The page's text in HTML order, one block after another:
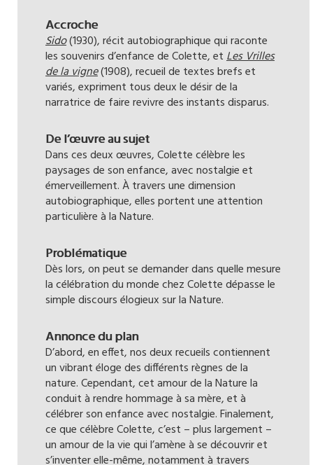
Accroche
Sido(1930), récit autobiographique qui raconte
les souvenirs d’enfance de Colette, etLes Vrilles
de la vigne(1908), recueil de textes brefs et
variés, expriment tous deux le désir de la
narratrice de faire revivre des instants disparus.
De l’œuvre au sujet
Dans ces deux œuvres, Colette célèbre les
paysages de son enfance, avec nostalgie et
émerveillement. À travers une dimension
autobiographique, elles portent une attention
particulière à la Nature.
Problématique
Dès lors, on peut se demander dans quelle mesure
la célébration du monde chez Colette dépasse le
simple discours élogieux sur la Nature.
Annonce du plan
D’abord, en effet, nos deux recueils contiennent
un vibrant éloge des différents règnes de la
nature. Cependant, cet amour de la Nature la
conduit à rendre hommage à sa mère, et à
célébrer son enfance avec nostalgie. Finalement,
ce que célèbre Colette, c’est – plus largement –
un amour de la vie qui l’amène à se découvrir et
s’inventer elle-même, notamment à travers